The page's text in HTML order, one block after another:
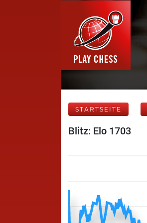
STARTSEITE
Blitz: Elo 1703